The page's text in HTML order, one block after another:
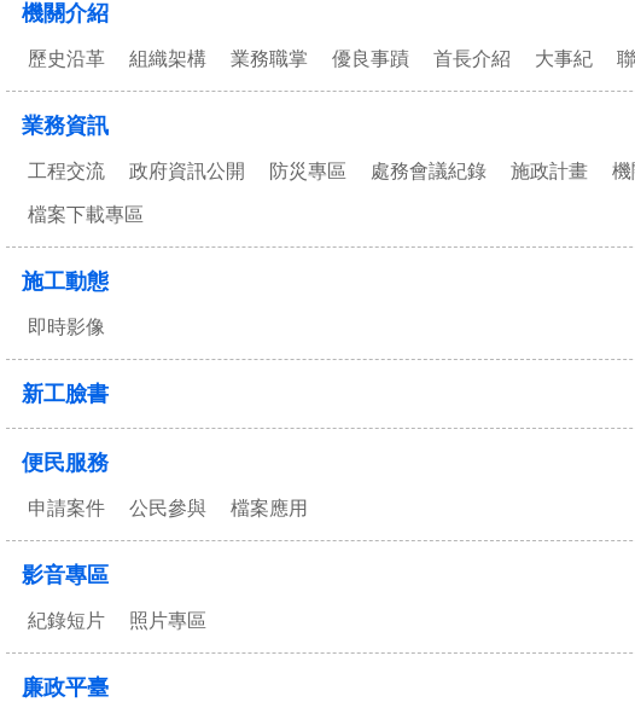
機關介紹
歷史沿革 組織架構 業務職掌 優良事蹟 首長介紹 大事紀
業務資訊
工程交流 政府資訊公開 防災專區 處務會議紀錄 施政計畫 機
檔案下載專區
施工動態
即時影像
新工臉書
便民服務
申請案件 公民參與 檔案應用
影音專區
紀錄短片 照片專區
廉政平臺